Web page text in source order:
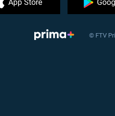
App Store
© FTV